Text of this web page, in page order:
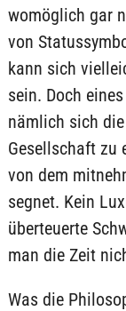
womöglich gar
von
kann sich
sein. Doch
nämlich sich
Gesellschaft zu
von dem
segnet. Kein
überteuerte
man die Zeit
Was die